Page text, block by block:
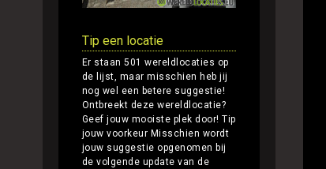
Tip een locatie
Er staan 501 wereldlocaties op
de lijst, maar misschien heb jij
nog wel een betere suggestie!
Ontbreekt deze wereldlocatie?
Geef jouw mooiste plek door!Tip
jouw voorkeur Misschien wordt
jouw suggestie opgenomen bij
de volgende update van de